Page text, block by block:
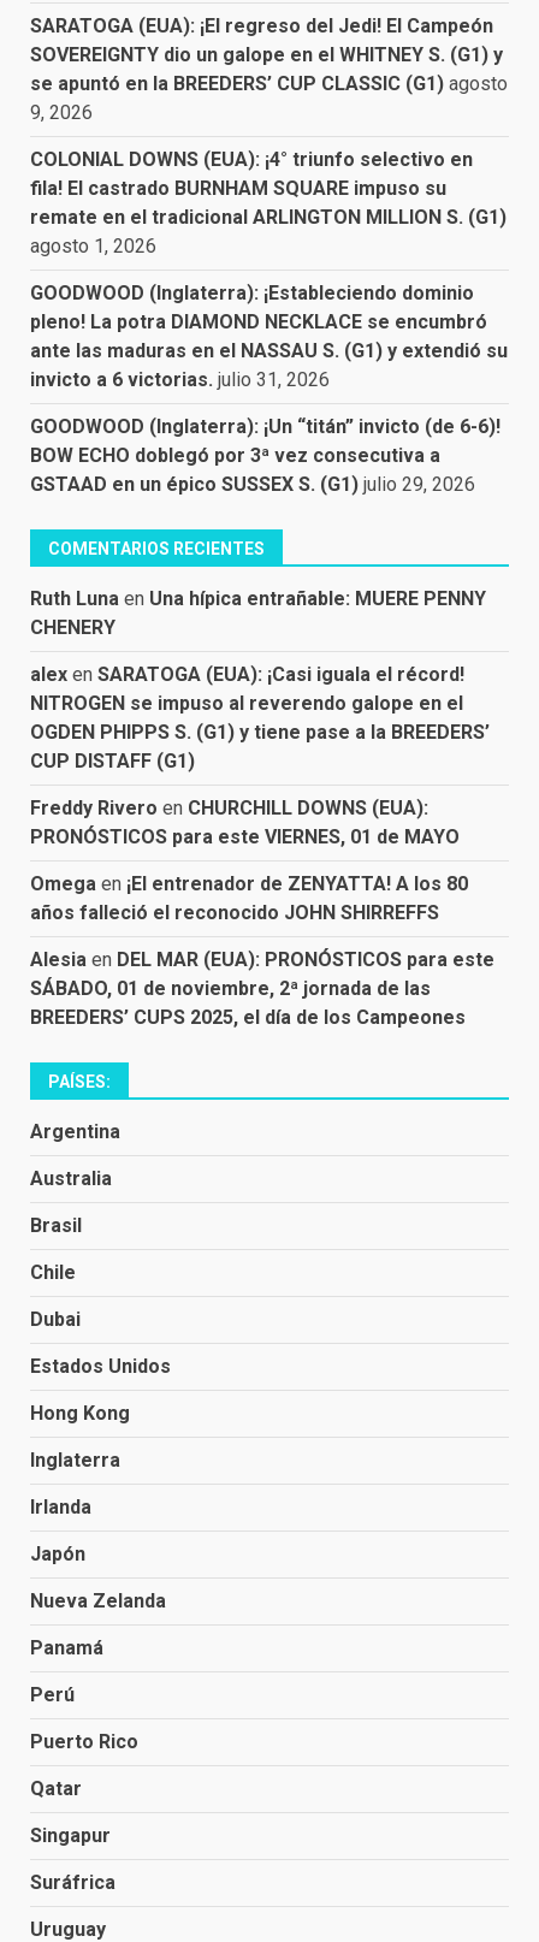
SARATOGA (EUA): ¡El regreso del Jedi! El Campeón
SOVEREIGNTY dio un galope en el WHITNEY S. (G1) y
se apuntó en la BREEDERS’ CUP CLASSIC (G1) agosto
9, 2026
COLONIAL DOWNS (EUA): ¡4° triunfo selectivo en
fila! El castrado BURNHAM SQUARE impuso su
remate en el tradicional ARLINGTON MILLION S. (G1)
agosto 1, 2026
GOODWOOD (Inglaterra): ¡Estableciendo dominio
pleno! La potra DIAMOND NECKLACE se encumbró
ante las maduras en el NASSAU S. (G1) y extendió su
invicto a 6 victorias. julio 31, 2026
GOODWOOD (Inglaterra): ¡Un “titán” invicto (de 6-6)!
BOW ECHO doblegó por 3ª vez consecutiva a
GSTAAD en un épico SUSSEX S. (G1) julio 29, 2026
COMENTARIOS RECIENTES
Ruth Luna en Una hípica entrañable: MUERE PENNY
CHENERY
alex en SARATOGA (EUA): ¡Casi iguala el récord!
NITROGEN se impuso al reverendo galope en el
OGDEN PHIPPS S. (G1) y tiene pase a la BREEDERS’
CUP DISTAFF (G1)
Freddy Rivero en CHURCHILL DOWNS (EUA):
PRONÓSTICOS para este VIERNES, 01 de MAYO
Omega en ¡El entrenador de ZENYATTA! A los 80
años falleció el reconocido JOHN SHIRREFFS
Alesia en DEL MAR (EUA): PRONÓSTICOS para este
SÁBADO, 01 de noviembre, 2ª jornada de las
BREEDERS’ CUPS 2025, el día de los Campeones
PAÍSES:
Argentina
Australia
Brasil
Chile
Dubai
Estados Unidos
Hong Kong
Inglaterra
Irlanda
Japón
Nueva Zelanda
Panamá
Perú
Puerto Rico
Qatar
Singapur
Suráfrica
Uruguay